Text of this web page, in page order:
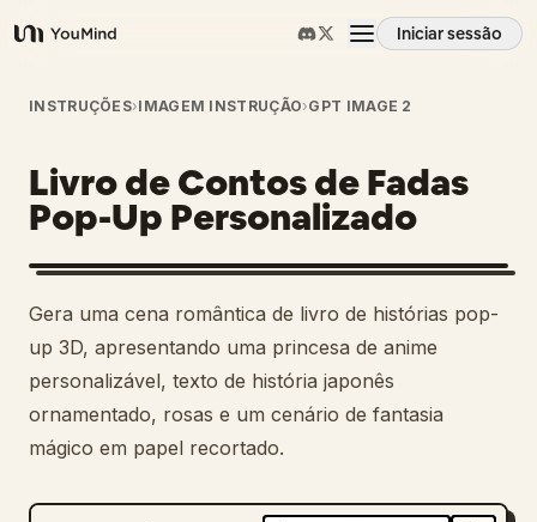
YouMind
Iniciar sessão
Visão geral
Casos de uso
Habilidades
Prompts
Preços
INSTRUÇÕES›IMAGEM INSTRUÇÃO›GPT IMAGE 2
Livro de Contos de Fadas
Pop-Up Personalizado
Gera uma cena romântica de livro de histórias pop-
up 3D, apresentando uma princesa de anime
personalizável, texto de história japonês
ornamentado, rosas e um cenário de fantasia
mágico em papel recortado.